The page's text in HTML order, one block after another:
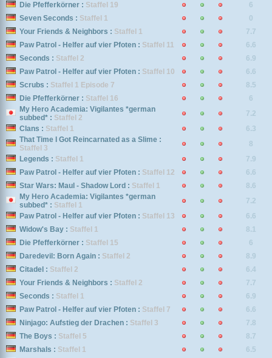
Die Pfefferkörner : Staffel 19
6
Seven Seconds : Staffel 1
0
Your Friends & Neighbors : Staffel 1
7.7
Paw Patrol - Helfer auf vier Pfoten : Staffel 11
6.6
Seconds : Staffel 2
6.9
Paw Patrol - Helfer auf vier Pfoten : Staffel 10
6.6
Scrubs : Staffel 1 Episode 7
8.5
Die Pfefferkörner : Staffel 16
6
My Hero Academia: Vigilantes *german
subbed* : Staffel 2
7.2
Clans : Staffel 1
6.3
That Time I Got Reincarnated as a Slime :
Staffel 3
8
Legends : Staffel 1
7.9
Paw Patrol - Helfer auf vier Pfoten : Staffel 12
6.6
Star Wars: Maul - Shadow Lord : Staffel 1
8.6
My Hero Academia: Vigilantes *german
subbed* : Staffel 1
7.2
Paw Patrol - Helfer auf vier Pfoten : Staffel 13
6.6
Widow's Bay : Staffel 1
8.1
Die Pfefferkörner : Staffel 15
6
Daredevil: Born Again : Staffel 2
8.9
Citadel : Staffel 2
6.4
Your Friends & Neighbors : Staffel 2
7.7
Seconds : Staffel 1
6.9
Paw Patrol - Helfer auf vier Pfoten : Staffel 7
6.6
Ninjago: Aufstieg der Drachen : Staffel 3
7.8
The Boys : Staffel 5
8.7
Marshals : Staffel 1
6.5